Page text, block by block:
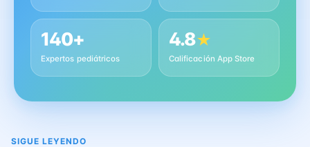
140+
Expertos pediátricos
4.8★
Calificación App Store
SIGUE LEYENDO